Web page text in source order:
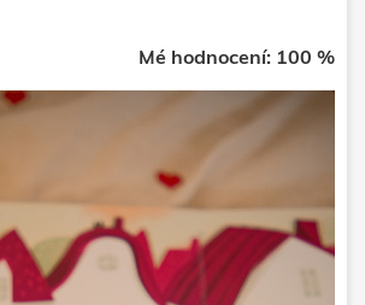
Mé hodnocení: 100 %